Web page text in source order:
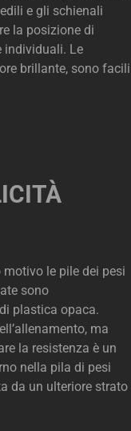
e gli schienali
la posizione di
individuali. Le
brillante, sono facili
le pile dei pesi
sono
plastica opaca.
ma
la resistenza è un
nella pila di pesi
da un ulteriore strato